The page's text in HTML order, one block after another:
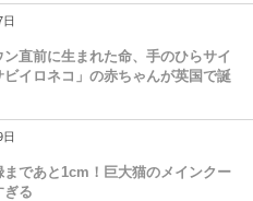
ン直前に生まれた命、手のひらサイ
ビイロネコ」の赤ちゃんが英国で誕
まであと1cm！巨大猫のメインクー
ぎる